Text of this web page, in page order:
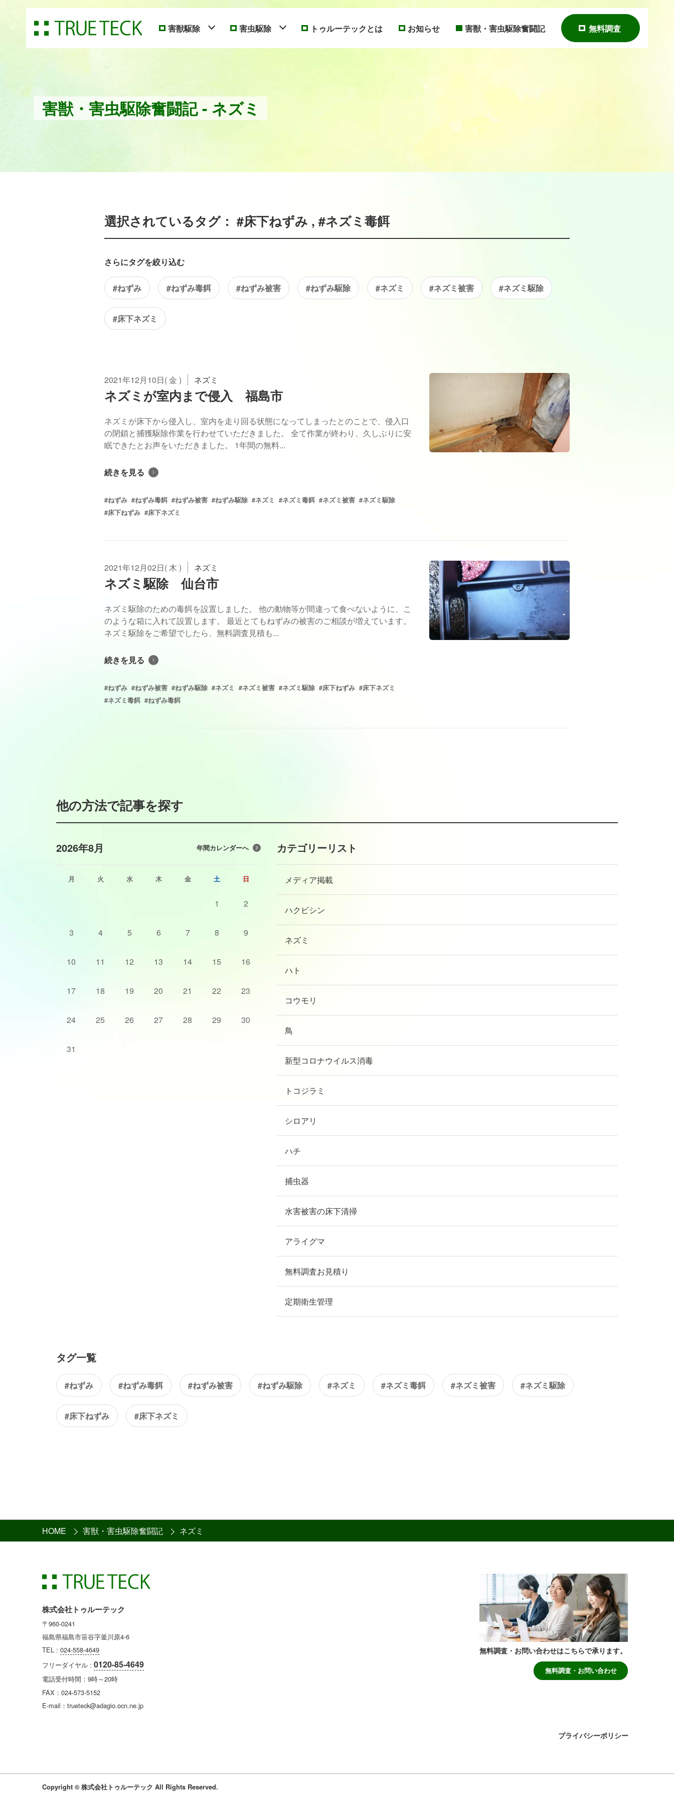
害獣駆除 害虫駆除 トゥルーテックとは お知らせ 害獣・害虫駆除奮闘記 無料調査
害獣・害虫駆除奮闘記 - ネズミ
選択されているタグ： #床下ねずみ , #ネズミ毒餌
さらにタグを絞り込む
#ねずみ #ねずみ毒餌 #ねずみ被害 #ねずみ駆除 #ネズミ #ネズミ被害 #ネズミ駆除
#床下ネズミ
2021年12月10日( 金 ) ネズミ
ネズミが室内まで侵入 福島市
ネズミが床下から侵入し、室内を走り回る状態になってしまったとのことで、侵入口
の閉鎖と捕獲駆除作業を行わせていただきました。 全て作業が終わり、久しぶりに安
眠できたとお声をいただきました。 1年間の無料...
続きを見る
#ねずみ #ねずみ毒餌 #ねずみ被害 #ねずみ駆除 #ネズミ #ネズミ毒餌 #ネズミ被害 #ネズミ駆除
#床下ねずみ #床下ネズミ
2021年12月02日( 木 ) ネズミ
ネズミ駆除 仙台市
ネズミ駆除のための毒餌を設置しました。 他の動物等が間違って食べないように、こ
のような箱に入れて設置します。 最近とてもねずみの被害のご相談が増えています。
ネズミ駆除をご希望でしたら、無料調査見積も...
続きを見る
#ねずみ #ねずみ被害 #ねずみ駆除 #ネズミ #ネズミ被害 #ネズミ駆除 #床下ねずみ #床下ネズミ
#ネズミ毒餌 #ねずみ毒餌
他の方法で記事を探す
2026年8月 年間カレンダーへ
月 火 水 木 金 土 日
1 2
3 4 5 6 7 8 9
10 11 12 13 14 15 16
17 18 19 20 21 22 23
24 25 26 27 28 29 30
31
カテゴリーリスト
メディア掲載
ハクビシン
ネズミ
ハト
コウモリ
鳥
新型コロナウイルス消毒
トコジラミ
シロアリ
ハチ
捕虫器
水害被害の床下清掃
アライグマ
無料調査お見積り
定期衛生管理
タグ一覧
#ねずみ #ねずみ毒餌 #ねずみ被害 #ねずみ駆除 #ネズミ #ネズミ毒餌 #ネズミ被害 #ネズミ駆除
#床下ねずみ #床下ネズミ
HOME 害獣・害虫駆除奮闘記 ネズミ
株式会社トゥルーテック
〒960-0241
福島県福島市笹谷字釜川原4-6
TEL : 024-558-4649
フリーダイヤル : 0120-85-4649
電話受付時間：9時～20時
FAX：024-573-5152
E-mail：trueteck@adagio.ocn.ne.jp
無料調査・お問い合わせはこちらで承ります。
無料調査・お問い合わせ
プライバシーポリシー
Copyright © 株式会社トゥルーテック All Rights Reserved.